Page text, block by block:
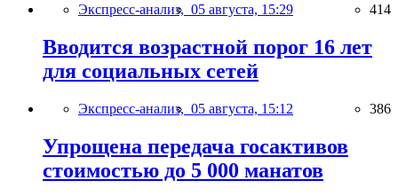
Экспресс-анализ, 05 августа, 15:29 414
Вводится возрастной порог 16 лет
для социальных сетей
Экспресс-анализ, 05 августа, 15:12 386
Упрощена передача госактивов
стоимостью до 5 000 манатов